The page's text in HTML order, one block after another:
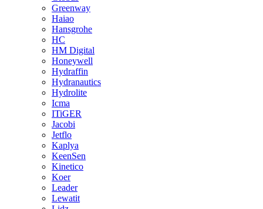
Greenway
Haiao
Hansgrohe
HC
HM Digital
Honeywell
Hydraffin
Hydranautics
Hydrolite
Icma
ITiGER
Jacobi
Jetflo
Kaplya
KeenSen
Kinetico
Koer
Leader
Lewatit